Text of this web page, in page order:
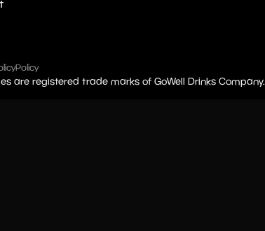
Policy
are registered trade marks of GoWell Drinks Company.